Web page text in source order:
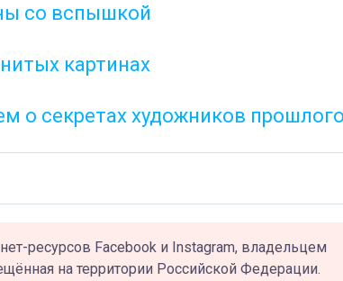
со вспышкой
картинах
о секретах художников прошлого
ресурсов Facebook и Instagram, владельцем
на территории Российской Федерации.